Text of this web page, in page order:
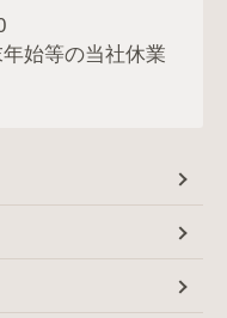
始等の当社休業